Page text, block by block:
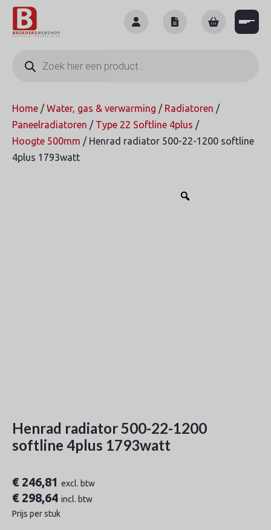
Skip
content
zoeken
Home / Water, gas & verwarming / Radiatoren /
Paneelradiatoren / Type 22 Softline 4plus /
Hoogte 500mm / Henrad radiator 500-22-1200 softline
4plus 1793watt
Henrad radiator 500-22-1200
softline 4plus 1793watt
€ 246,81 excl. btw
€ 298,64 incl. btw
Prijs per stuk